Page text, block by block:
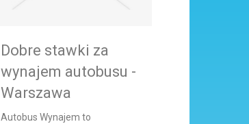
Dobre stawki za
wynajem autobusu -
Warszawa
Autobus Wynajem to